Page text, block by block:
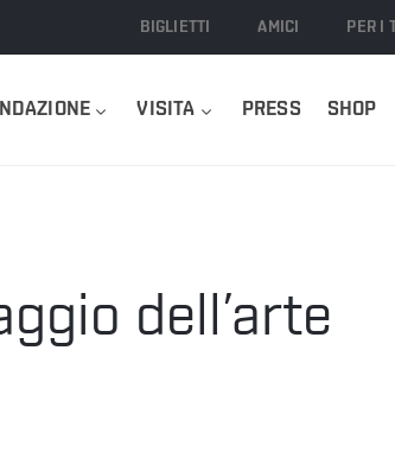
BIGLIETTI AMICI PER I
VISITA PRESS SHOP
dell’arte